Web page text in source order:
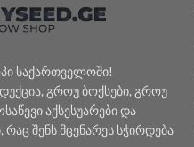
საქართველოში!
გროუ ბოქსები, გროუ
აქსესუარები და
შენს მცენარეს სჭირდება